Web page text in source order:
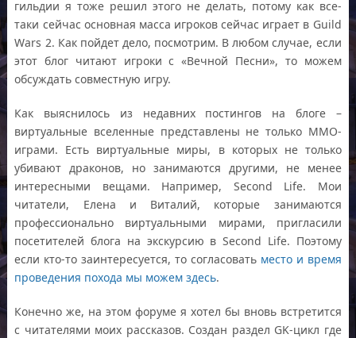
гильдии я тоже решил этого не делать, потому как все-
таки сейчас основная масса игроков сейчас играет в Guild
Wars 2. Как пойдет дело, посмотрим. В любом случае, если
этот блог читают игроки с «Вечной Песни», то можем
обсуждать совместную игру.
Как выяснилось из недавних постингов на блоге –
виртуальные вселенные представлены не только ММО-
играми. Есть виртуальные миры, в которых не только
убивают драконов, но занимаются другими, не менее
интересными вещами. Например, Second Life. Мои
читатели, Елена и Виталий, которые занимаются
профессионально виртуальными мирами, пригласили
посетителей блога на экскурсию в Second Life. Поэтому
если кто-то заинтересуется, то согласовать место и время
проведения похода мы можем здесь.
Конечно же, на этом форуме я хотел бы вновь встретится
с читателями моих рассказов. Создан раздел GK-цикл где